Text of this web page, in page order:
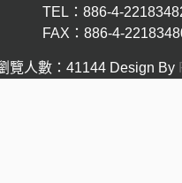
TEL：886-4-
FAX：886-4-
覽人數：41144 Design By